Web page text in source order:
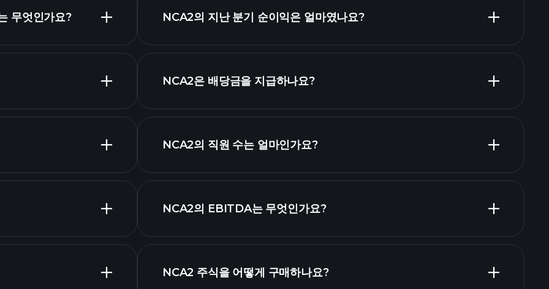
무엇인가요?
시가 총액 순위
재무
NCA2의 지난 분기 순이익은 얼마였나요?
재
NCA2은 배당금을 지급하나요?
NCA2의 직원 수는 얼마인가요?
가장 큰 고용주 목록
NCA2의 EBITDA는 무엇인가요?
NCA2 재
NCA2 주식을 어떻게 구매하나요?